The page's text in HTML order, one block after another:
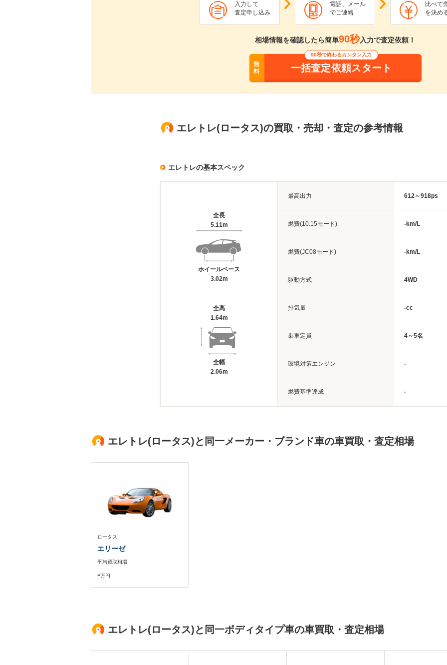
入力して
査定申し込み
電話、メール
でご連絡
比べて
を決め
相場情報を確認したら簡単90秒入力で査定依頼！
無
料
90秒で終わるカンタン入力
一括査定依頼スタート
エレトレ(ロータス)の買取・売却・査定の参考情報
エレトレの基本スペック
全長
5.11m
ホイールベース
3.02m
全高
1.64m
全幅
2.06m
最高出力 612～918ps
燃費(10.15モード) -km/L
燃費(JC08モード) -km/L
駆動方式 4WD
排気量 -cc
乗車定員 4～5名
環境対策エンジン -
燃費基準達成 -
エレトレ(ロータス)と同一メーカー・ブランド車の車買取・査定相場
ロータス
エリーゼ
平均買取相場
-万円
エレトレ(ロータス)と同一ボディタイプ車の車買取・査定相場